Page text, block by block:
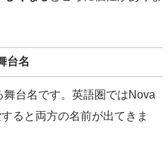
台名
台名です。英語圏ではNova
ると両方の名前が出てきま